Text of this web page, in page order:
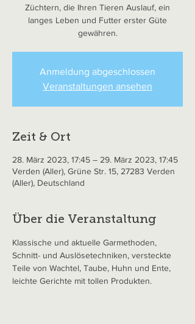
Züchtern, die Ihren Tieren Auslauf, ein
langes Leben und Futter erster Güte
gewähren.
Anmeldung abgeschlossen
Veranstaltungen ansehen
Zeit & Ort
28. März 2023, 17:45 – 29. März 2023, 17:45
Verden (Aller), Grüne Str. 15, 27283 Verden
(Aller), Deutschland
Über die Veranstaltung
Klassische und aktuelle Garmethoden,
Schnitt- und Auslösetechniken, versteckte
Teile von Wachtel, Taube, Huhn und Ente,
leichte Gerichte mit tollen Produkten.